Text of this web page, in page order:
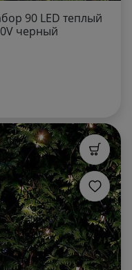
90 LED теплый
черный